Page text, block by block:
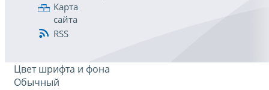
Карта
сайта
RSS
Цвет шрифта и фона
Обычный